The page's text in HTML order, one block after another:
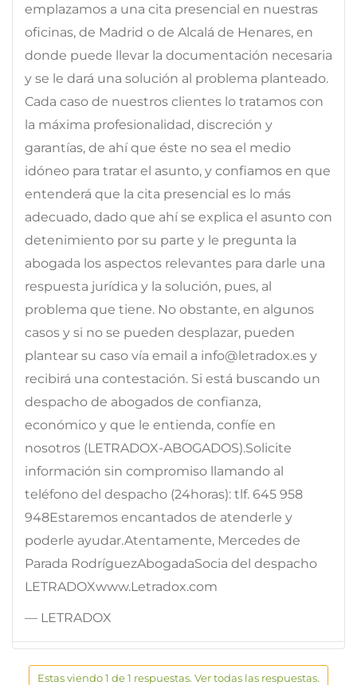
emplazamos a una cita presencial en nuestras
oficinas, de Madrid o de Alcalá de Henares, en
donde puede llevar la documentación necesaria
y se le dará una solución al problema planteado.
Cada caso de nuestros clientes lo tratamos con
la máxima profesionalidad, discreción y
garantías, de ahí que éste no sea el medio
idóneo para tratar el asunto, y confiamos en que
entenderá que la cita presencial es lo más
adecuado, dado que ahí se explica el asunto con
detenimiento por su parte y le pregunta la
abogada los aspectos relevantes para darle una
respuesta jurídica y la solución, pues, al
problema que tiene. No obstante, en algunos
casos y si no se pueden desplazar, pueden
plantear su caso vía email a info@letradox.es y
recibirá una contestación. Si está buscando un
despacho de abogados de confianza,
económico y que le entienda, confíe en
nosotros (LETRADOX-ABOGADOS).Solicite
información sin compromiso llamando al
teléfono del despacho (24horas): tlf. 645 958
948Estaremos encantados de atenderle y
poderle ayudar.Atentamente, Mercedes de
Parada RodríguezAbogadaSocia del despacho
LETRADOXwww.Letradox.com
— LETRADOX
Estas viendo 1 de 1 respuestas. Ver todas las respuestas.